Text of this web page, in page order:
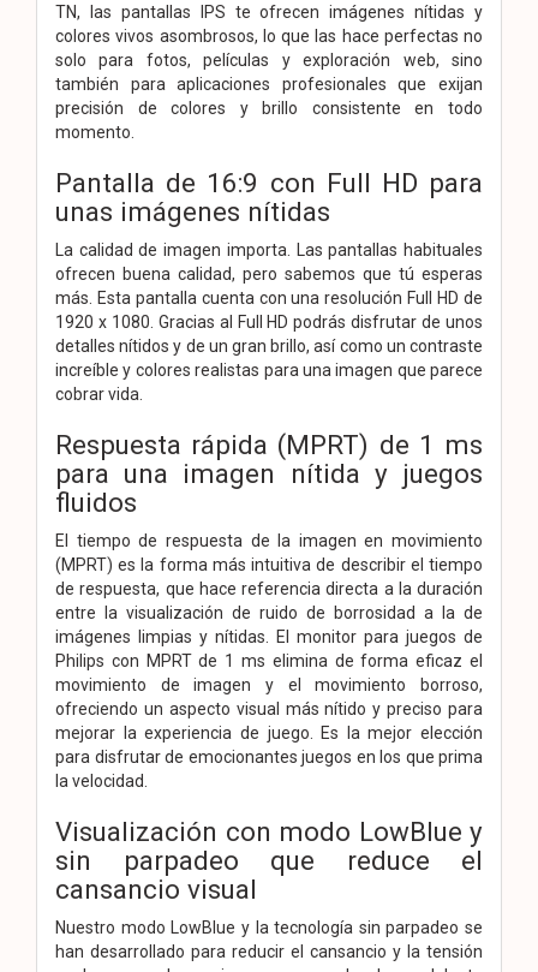
TN, las pantallas IPS te ofrecen imágenes nítidas y
colores vivos asombrosos, lo que las hace perfectas no
solo para fotos, películas y exploración web, sino
también para aplicaciones profesionales que exijan
precisión de colores y brillo consistente en todo
momento.
Pantalla de 16:9 con Full HD para
unas imágenes nítidas
La calidad de imagen importa. Las pantallas habituales
ofrecen buena calidad, pero sabemos que tú esperas
más. Esta pantalla cuenta con una resolución Full HD de
1920 x 1080. Gracias al Full HD podrás disfrutar de unos
detalles nítidos y de un gran brillo, así como un contraste
increíble y colores realistas para una imagen que parece
cobrar vida.
Respuesta rápida (MPRT) de 1 ms
para una imagen nítida y juegos
fluidos
El tiempo de respuesta de la imagen en movimiento
(MPRT) es la forma más intuitiva de describir el tiempo
de respuesta, que hace referencia directa a la duración
entre la visualización de ruido de borrosidad a la de
imágenes limpias y nítidas. El monitor para juegos de
Philips con MPRT de 1 ms elimina de forma eficaz el
movimiento de imagen y el movimiento borroso,
ofreciendo un aspecto visual más nítido y preciso para
mejorar la experiencia de juego. Es la mejor elección
para disfrutar de emocionantes juegos en los que prima
la velocidad.
Visualización con modo LowBlue y
sin parpadeo que reduce el
cansancio visual
Nuestro modo LowBlue y la tecnología sin parpadeo se
han desarrollado para reducir el cansancio y la tensión